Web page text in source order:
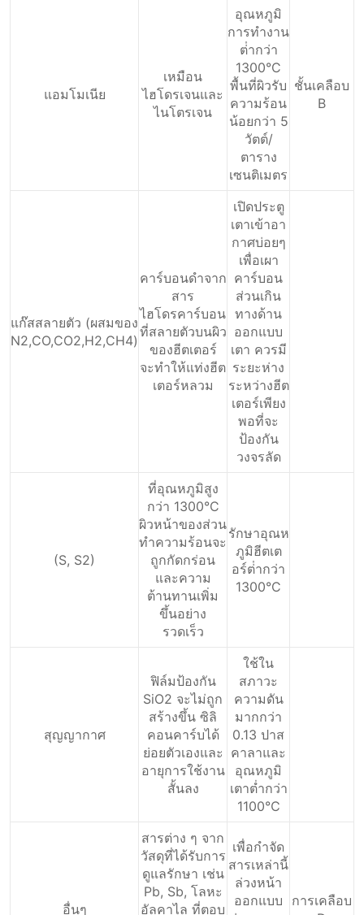
แอมโมเนีย
เหมือน
ไฮโดรเจนและ
ไนโตรเจน
อุณหภูมิ
การทํางาน
ต่ํากว่า
1300°C
พื้นที่ผิวรับ
ความร้อน
น้อยกว่า 5
วัตต์/
ตาราง
เซนติเมตร
ชั้นเคลือบ
B
แก๊สสลายตัว (ผสมของ
N2,CO,CO2,H2,CH4)
คาร์บอนดําจาก
สาร
ไฮโดรคาร์บอน
ที่สลายตัวบนผิว
ของฮีตเตอร์
จะทําให้แท่งฮีต
เตอร์หลวม
เปิดประตู
เตาเข้าอา
กาศบ่อยๆ
เพื่อเผา
คาร์บอน
ส่วนเกิน
ทางด้าน
ออกแบบ
เตา ควรมี
ระยะห่าง
ระหว่างฮีต
เตอร์เพียง
พอที่จะ
ป้องกัน
วงจรลัด
(S, S2)
ที่อุณหภูมิสูง
กว่า 1300°C
ผิวหน้าของส่วน
ทําความร้อนจะ
ถูกกัดกร่อน
และความ
ต้านทานเพิ่ม
ขึ้นอย่าง
รวดเร็ว
รักษาอุณห
ภูมิฮีตเต
อร์ต่ํากว่า
1300°C
สุญญากาศ
ฟิล์มป้องกัน
SiO2 จะไม่ถูก
สร้างขึ้น ซิลิ
คอนคาร์บได้
ย่อยตัวเองและ
อายุการใช้งาน
สั้นลง
ใช้ใน
สภาวะ
ความดัน
มากกว่า
0.13 ปาส
คาลาและ
อุณหภูมิ
เตาต่ำกว่า
1100℃
อื่นๆ
สารต่าง ๆ จาก
วัสดุที่ได้รับการ
ดูแลรักษา เช่น
Pb, Sb, โลหะ
อัลคาไล ที่ตอบ
เพื่อกำจัด
สารเหล่านี้
ล่วงหน้า
ออกแบบ
การเคลือบ